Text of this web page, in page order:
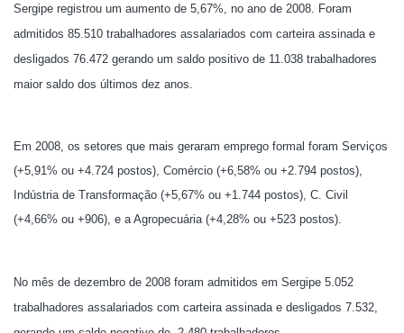
Sergipe registrou um aumento de 5,67%, no ano de 2008. Foram
admitidos 85.510 trabalhadores assalariados com carteira assinada e
desligados 76.472 gerando um saldo positivo de 11.038 trabalhadores
maior saldo dos últimos dez anos.
Em 2008, os setores que mais geraram emprego formal foram Serviços
(+5,91% ou +4.724 postos), Comércio (+6,58% ou +2.794 postos),
Indústria de Transformação (+5,67% ou +1.744 postos), C. Civil
(+4,66% ou +906), e a Agropecuária (+4,28% ou +523 postos).
No mês de dezembro de 2008 foram admitidos em Sergipe 5.052
trabalhadores assalariados com carteira assinada e desligados 7.532,